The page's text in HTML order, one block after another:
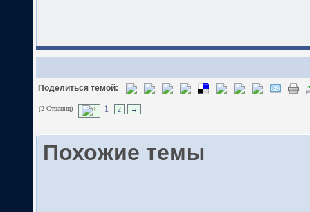
Поделиться темой:
(2 Страниц) 1 2 →
Похожие темы